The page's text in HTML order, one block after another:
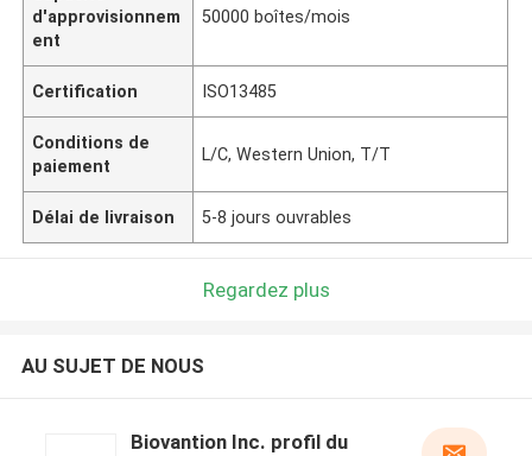
d'approvisionnem
ent
50000 boîtes/mois
Certification ISO13485
Conditions de
paiement
L/C, Western Union, T/T
Délai de livraison 5-8 jours ouvrables
Regardez plus
AU SUJET DE NOUS
Biovantion Inc. profil du